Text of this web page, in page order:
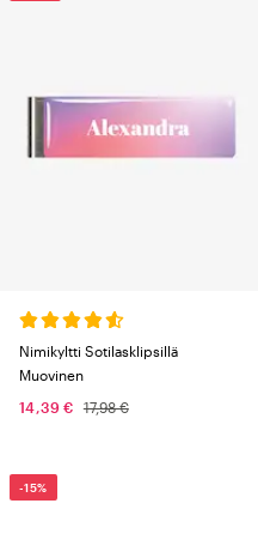
Nimikyltti Sotilasklipsillä
Muovinen
14,39 €
17,98 €
-15%